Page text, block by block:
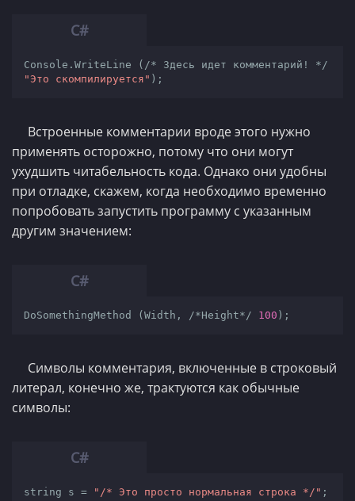
Console.WriteLine ( /* Здесь идет комментарий! */
"Это скомпилируется" );
Встроенные комментарии вроде этого нужно
применять осторожно, потому что они могут
ухудшить читабельность кода. Однако они удобны
при отладке, скажем, когда необходимо временно
попробовать запустить программу с указанным
другим значением:
DoSomethingMethod (Width, /*Height*/ 100 );
Символы комментария, включенные в строковый
литерал, конечно же, трактуются как обычные
символы:
string s = "/* Это просто нормальная строка */" ;